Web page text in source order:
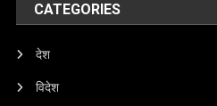
CATEGORIES
देश
विदेश